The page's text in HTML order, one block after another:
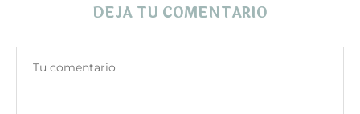
DEJA TU COMENTARIO